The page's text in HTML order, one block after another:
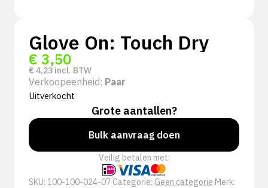
Glove On: Touch Dry
€ 3,50
€ 4,23 incl. BTW
Verkoopeenheid: Paar
Uitverkocht
Grote aantallen?
Bulk aanvraag doen
Veilig betalen met:
SKU: 100-100-024-07 Categorie: Geen categorie Merk: